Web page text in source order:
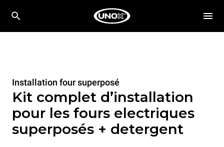
Installation four superposé
Kit complet d’installation
pour les fours electriques
superposés + detergent